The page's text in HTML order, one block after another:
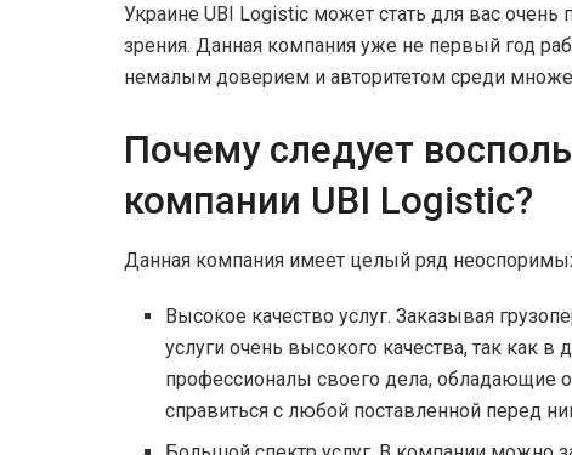
Украине UBI Logistic может стать для вас
зрения. Данная компания уже не первый год
немалым доверием и авторитетом среди
Почему следует
компании UBI Logistic?
Данная компания имеет целый ряд
Высокое качество услуг. Заказывая
услуги очень высокого качества, так как
профессионалы своего дела,
справиться с любой поставленной перед